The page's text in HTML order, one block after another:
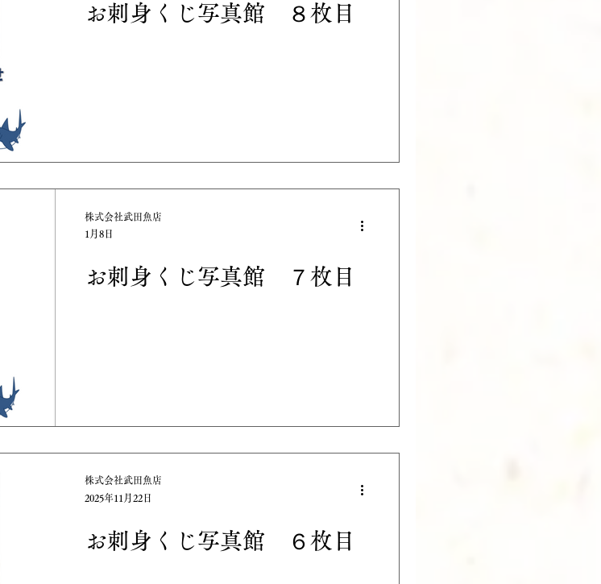
お刺身くじ写真館 ８枚目
お刺身くじ写真館 ７枚目
株式会社武田魚店
1月8日
お刺身くじ写真館 ６枚目
株式会社武田魚店
2025年11月22日